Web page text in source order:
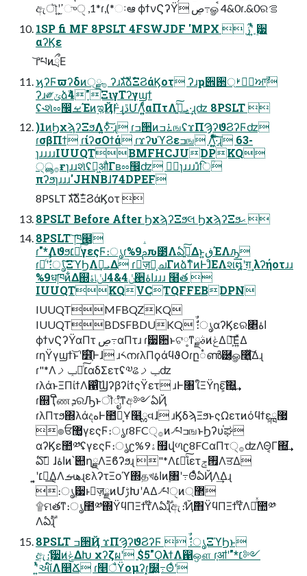
ඇৗʹߴ͍֦ுੑ ,1*ɾ,(*ઃఆ ϕϯνϚʔΫ ڝ߹ௐࠪ 4&0ɾ.&0ରࡦ
1SP fi MF 8PSLT 4FSWJDF 'MPX  ࢲʹ͍ͭͯ ࣮੷
αʔϏε
͝ґཔͷྲྀΕ
ϗʔϜϖʔδͷ੍࡞ྫ ʔɹגࣜձࣾΞϨάϏοτ ʔɹҏ੎઒্ࢁീ഼ਆࣾ
ʔɹ༗ݶձࣾ4"ΞιγΤʔγϣϯ
ʢ˞શͯೲ඼ࡁΈͷ࣮ಇҊ݅Ͱ͢ɻڐՄΛ͍͍ͨͩͨαΠτΛܝࡌ͍ͯ͠·͢ɻʣ 8PSLT 
)1ͷϦχϡʔΞϧΛߦ͍·ͨ͠ɻ ɾߏ੒ͷ࠶ߏஙʢϫΠϠʔϑϨʔϜʣ
ɾσβΠϯ ɾίʔσΟϯά ɾϫʔυϓϨεߏங Λ͍͖ͤͯͨͩ͞·ͨ͠ɻ 63-
ɿɹɹɹɹIUUQTBMFHCJUDPKQ
੍࡞ൣғɿɹɹશͯʢฉ͖औΓʙೲ඼ʣ ظؒɿɹɹɹɹ̎िؒ
πʔϧɿɹɹɹ'JHNBɺ74DPEF
8PSLT גࣜձࣾΞϨάϏοτ 
8PSLT Before After ϦχϡʔΞϧલ ϦχϡʔΞϧޙ 
8PSLT ͝ཁ๬
ɾ"*Λϑϧ׆༻ͨ͠γεςϜ։ൃɾ%9ࢧԉ౳Λఏڙ͍ͯ͠Δͱ͍͏ڧΈΛԡ͢
ɾ৽ͨʹࣗࣾ։ൃͨ͠ΞϓϦΛܝࡌ͢Δ ɾٕज़ྗ͕ചΓͷձࣾͳͷͰɺͦΕΛશ໘ʹग़͢ λʔήοτɹɹ
%9धཁͷ͋Δ஍ݩاۀɺ4&4ݩ੥اۀɹɹɹ ໨త 
IUUQTKQVCTQFFEBDPN
IUUQTMFBQZKQ
IUUQTBDSFBDUKQ ࣗࣾ։ൃαʔϏεର৅اۀ
ϕϯνϚʔΫαΠτ ڝ߹αΠτɹ ɾ࣮੷਺ͱଟ༷ͳࣄྫͷݟ͑ΔԽ͕͞Ε͍ͯΔ
ɾηΫγϣϯ͝ͱʹ໾ׂ͕໌֬Ͱɺ ɹ༨നɾλΠϙάϥϑΟɾը૾ൺ཰͕ௐ࿨͍ͯ͠Δɻ
ɾ"*Λ׆༻ͨ͠ݕࡧαδΣετʢ༧ଌݕࡧʣ
ɾλάͱΞΠίϯΛ഑ͨ͠ϢʔβʔίϯςΫετ ɹͰ৘ใΞΫηε͕͠΍͍͢
ɾ஍ҬີணܕରԠͱॊೈͳඅ༻ఏҊ
ɾλΠτϧ΍λάදهͰ಺༰͕Ұ໨ྎવɺ ɹϏδϡΞϧͱςΩετͷόϥϯε͕ྑ޷
๏ਓ޲͚γεςϜ։ൃɾ8FC੍࡞ͷ৴པߏஙͱϦʔυ֫ಘ
αʔϏε಺༰ʢγεςϜ։ൃʗ%9ۀ຿վળʗ8FCαΠτ੍࡞ʣΛΘ͔Γ΍͘͢
ఏࣔ ͠ɺاۀͷ՝୊ղܾྗΛΞϐʔϧɻ "*Λ׆༻ͯ͠ίετ࡟ݮΛਤΔ
͍͔ʹ׆༻͢Δ͔ΛهࡌɻελʔτΞοϓ΍தখاۀͷ࣮৘ʹ߹ΘͤͨఏҊΛ͢Δɻ
։ൃ࣮੷ͱٕज़ྗͷՄࢹԽʹΑΔ৴པੑͷ޲্
۩ମతͳ։ൃ಺༰΍ΫϥΠΞϯτ໊Λఏࣔɻඇެ։Ҋ݅΋ΫϥΠΞϯτ໊Λ෬ͤͯ಺༰
Λఏࣔɻ
8PSLT ߏ੒Ҋ ϫΠϠʔϑϨʔϜ  ࣗࣾ։ൃΞϓϦͱ
ඇެ։࣮੷ͷݟ͑ΔԽ χʔζผʹ $5"ϘλϯΛ഑ஔ ɾ֤ॴʹ"*׆༻
ʹ͍ͭͯઆ໌Λ௥Ճ ɾ௥ैϔομʔɾ͓໰͍߹Θͤʹ